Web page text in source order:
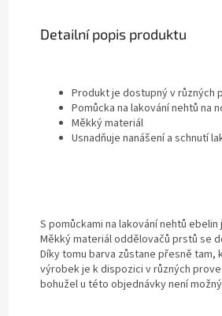
Detailní popis produktu
Produkt je dostupný v různých
Pomůcka na lakování nehtů na
Měkký materiál
Usnadňuje nanášení a schnutí
S pomůckami na lakování nehtů
Měkký materiál oddělovačů prstů se
Díky tomu barva zůstane přesně tam,
výrobek je k dispozici v různých
bohužel u této objednávky není